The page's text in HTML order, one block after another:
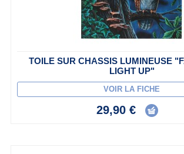
TOILE SUR CHASSIS LUMINEUSE
LIGHT UP"
VOIR LA FICHE
29,90 €